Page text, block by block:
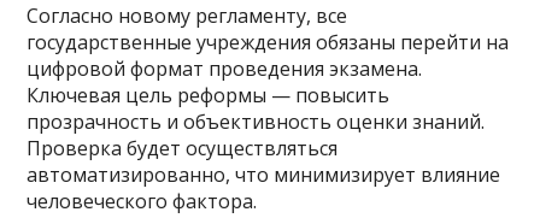
Согласно новому регламенту, все
государственные учреждения обязаны перейти на
цифровой формат проведения экзамена.
Ключевая цель реформы — повысить
прозрачность и объективность оценки знаний.
Проверка будет осуществляться
автоматизированно, что минимизирует влияние
человеческого фактора.